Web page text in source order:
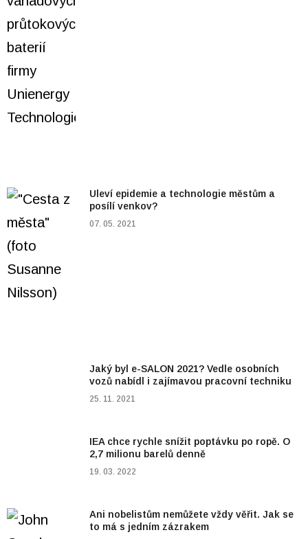
Uleví epidemie a technologie městům a
posílí venkov?
07. 05. 2021
Jaký byl e-SALON 2021? Vedle osobních
vozů nabídl i zajímavou pracovní techniku
25. 11. 2021
IEA chce rychle snížit poptávku po ropě. O
2,7 milionu barelů denně
19. 03. 2022
Ani nobelistům nemůžete vždy věřit. Jak se
to má s jedním zázrakem